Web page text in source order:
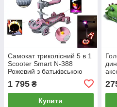
Самокат триколісний 5 в 1
Scooter Smart N-388
Рожевий з батьківською
бортиком
1 795 ₴
Купити